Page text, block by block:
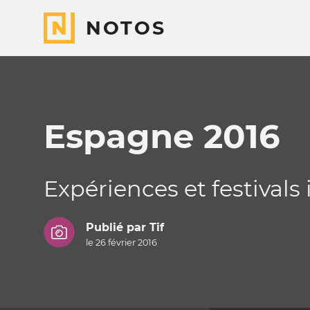
NOTOS
Espagne 2016
Expériences et
Publié par Tif
le 26 février 2016